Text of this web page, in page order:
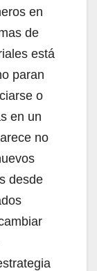
en
de
está
paran
o
en un
no
desde